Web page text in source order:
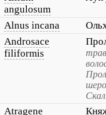
angulosum
Alnus incana
Androsace
filiformis
Atragene